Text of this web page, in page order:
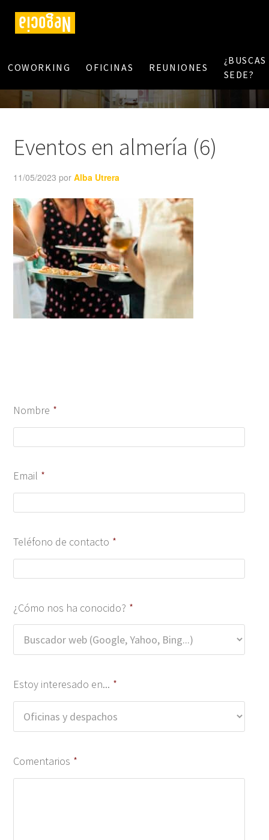
COWORKING OFICINAS REUNIONES
¿BUSCAS
SEDE?
Eventos en almería (6)
11/05/2023 porAlba Utrera
Nombre *
Email *
Teléfono de contacto *
¿Cómo nos ha conocido? *
Estoy interesado en... *
Comentarios *